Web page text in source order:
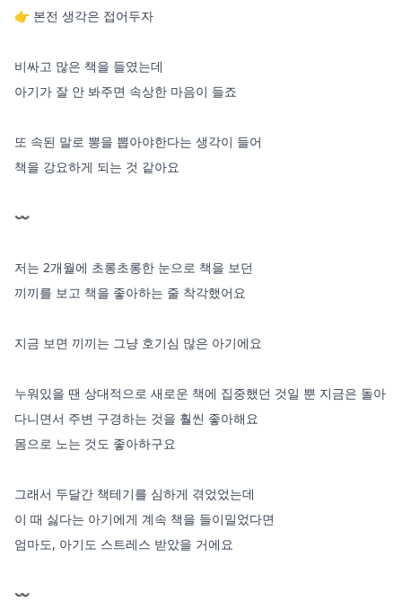
👉 본전 생각은 접어두자
비싸고 많은 책을 들였는데
아기가 잘 안 봐주면 속상한 마음이 들죠
또 속된 말로 뽕을 뽑아야한다는 생각이 들어
책을 강요하게 되는 것 같아요
〰️
저는 2개월에 초롱초롱한 눈으로 책을 보던
끼끼를 보고 책을 좋아하는 줄 착각했어요
지금 보면 끼끼는 그냥 호기심 많은 아기에요
누워있을 땐 상대적으로 새로운 책에 집중했던 것일 뿐 지금은 돌아
다니면서 주변 구경하는 것을 훨씬 좋아해요
몸으로 노는 것도 좋아하구요
그래서 두달간 책테기를 심하게 겪었었는데
이 때 싫다는 아기에게 계속 책을 들이밀었다면
엄마도, 아기도 스트레스 받았을 거에요
〰️